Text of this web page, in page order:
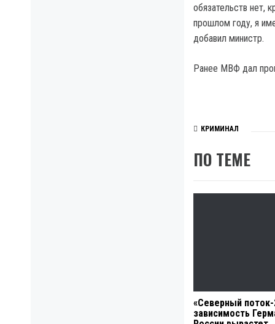
обязательств нет,
прошлом году, я
добавил министр.
Ранее МВФ дал
КРИМИНАЛ
ПО ТЕМЕ
«Северный поток-
зависимость